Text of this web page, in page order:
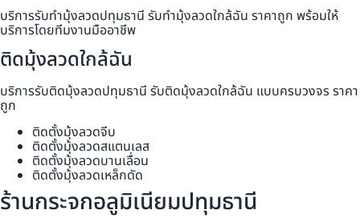
บริการรับทำมุ้งลวดปทุมธานี รับทำมุ้งลวดใกล้ฉัน ราคาถูก พร้อมให้
บริการโดยทีมงานมืออาชีพ
ติดมุ้งลวดใกล้ฉัน
บริการรับติดมุ้งลวดปทุมธานี รับติดมุ้งลวดใกล้ฉัน แบบครบวงจร ราคา
ถูก
ติดตั้งมุ้งลวดจีบ
ติดตั้งมุ้งลวดสแตนเลส
ติดตั้งมุ้งลวดบานเลื่อน
ติดตั้งมุ้งลวดเหล็กดัด
ร้านกระจกอลูมิเนียมปทุมธานี